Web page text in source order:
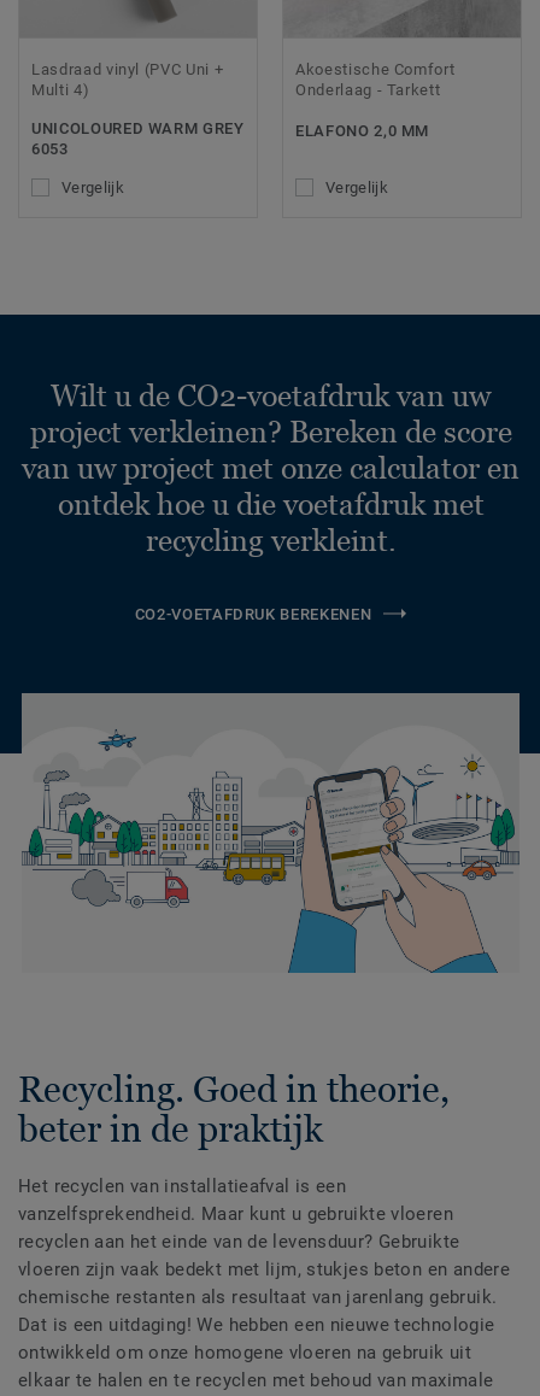
Lasdraad vinyl (PVC Uni +
Multi 4)
UNICOLOURED WARM GREY
6053
Vergelijk
Akoestische Comfort
Onderlaag - Tarkett
ELAFONO 2,0 MM
Vergelijk
Wilt u de CO2-voetafdruk van uw
project verkleinen? Bereken de score
van uw project met onze calculator en
ontdek hoe u die voetafdruk met
recycling verkleint.
CO2-VOETAFDRUK BEREKENEN
Recycling. Goed in theorie,
beter in de praktijk
Het recyclen van installatieafval is een
vanzelfsprekendheid. Maar kunt u gebruikte vloeren
recyclen aan het einde van de levensduur? Gebruikte
vloeren zijn vaak bedekt met lijm, stukjes beton en andere
chemische restanten als resultaat van jarenlang gebruik.
Dat is een uitdaging! We hebben een nieuwe technologie
ontwikkeld om onze homogene vloeren na gebruik uit
elkaar te halen en te recyclen met behoud van maximale